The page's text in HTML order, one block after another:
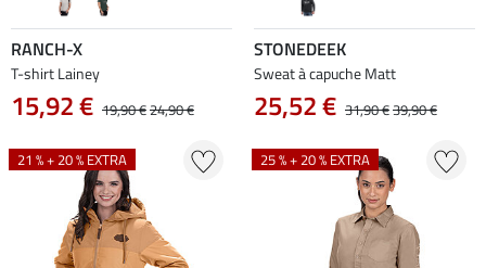
RANCH-X
T-shirt Lainey
15,92 € 19,90 €24,90 €
STONEDEEK
Sweat à capuche Matt
25,52 € 31,90 €39,90 €
21 % + 20 % EXTRA 25 % + 20 % EXTRA